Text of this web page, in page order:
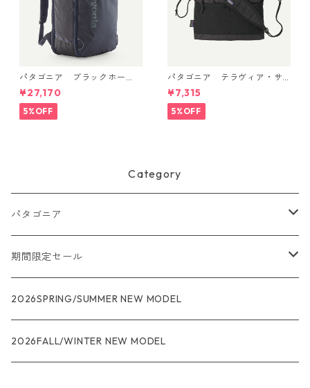
パタゴニア ブラックホー
ル・ミニ・MLC 30L (カラー
Smolder Blue w/Forge Gre
y) Patagonia Black Hole® Mi
ni MLC® 30L 日本正規品 製
¥27,170
5%OFF
パタゴニア テラヴィア・サ
コッシュ 3L (カラー Black)
Patagonia Terravia Sacoche
Bag 3L 日本正規品 製品番号
48835
¥7,315
5%OFF
Category
パタゴニア
メンズ
R1
R1エア
ウィメンズ
R1
ジャケット・アウター
期間限定セール
★★★
レインウェアー
2026SPRING/SUMMER NEW MODEL
2026FALL/WINTER NEW MODEL